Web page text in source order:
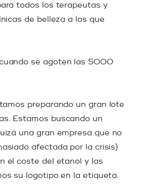
todos los terapeutas y
de belleza a los que
se agoten las 5000
preparando un gran lote
Estamos buscando un
una gran empresa que no
afectada por la crisis)
el coste del etanol y las
su logotipo en la etiqueta.